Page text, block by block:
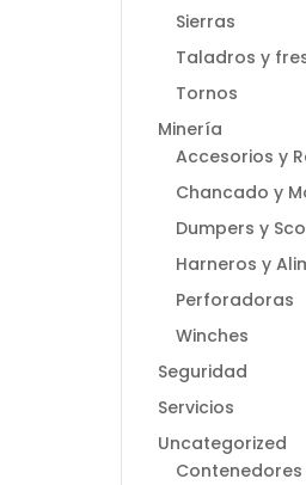
Sierras
Taladros y
Tornos
Minería
Accesorios y
Chancado y
Dumpers y
Harneros y
Perforadoras
Winches
Seguridad
Servicios
Uncategorized
Contenedores